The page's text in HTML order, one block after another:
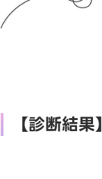
【診断結果】